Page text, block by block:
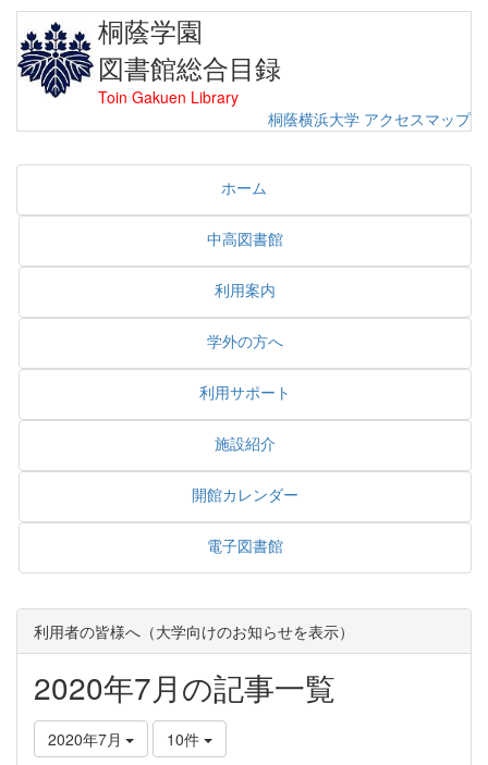
桐蔭学園
図書館総合目録
Toin Gakuen Library
桐蔭横浜大学 アクセスマップ
ホーム
中高図書館
利用案内
学外の方へ
利用サポート
施設紹介
開館カレンダー
電子図書館
利用者の皆様へ（大学向けのお知らせを表示）
2020年7月の記事一覧
2020年7月 10件